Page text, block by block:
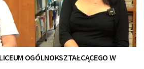
OGÓLNOKSZTAŁCĄCEGO W